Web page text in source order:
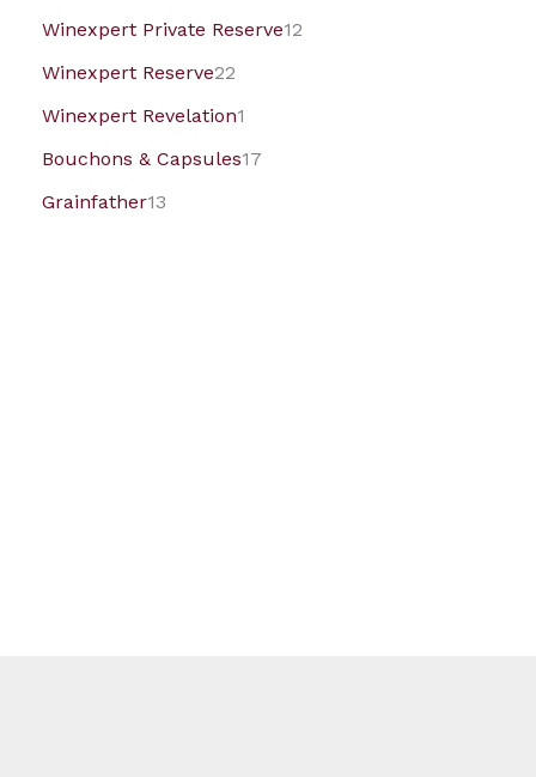
Winexpert Private Reserve12
Winexpert Reserve22
Winexpert Revelation1
Bouchons & Capsules17
Grainfather13